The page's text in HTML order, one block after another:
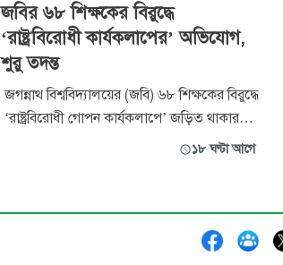
জবির ৬৮ শিক্ষকের বিরুদ্ধে
‘রাষ্ট্রবিরোধী কার্যকলাপের’ অভিযোগ,
শুরু তদন্ত
জগন্নাথ বিশ্ববিদ্যালয়ের (জবি) ৬৮ শিক্ষকের বিরুদ্ধে
‘রাষ্ট্রবিরোধী গোপন কার্যকলাপে’ জড়িত থাকার
অভিযোগ তদন্তে চার সদস্যের কমিটি গঠন করেছে
গেছে। সম্প্রতি একটি গণমাধ্যমে প্রকাশিত
১৮ ঘণ্টা আগে